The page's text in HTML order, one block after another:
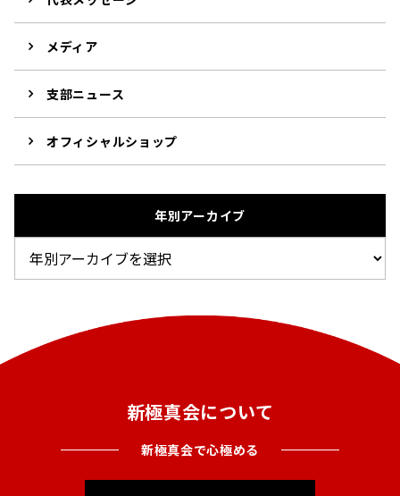
メディア
支部ニュース
オフィシャルショップ
年別アーカイブ
新極真会について
新極真会で心極める